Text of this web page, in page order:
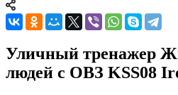
Уличный тренажер
людей с ОВЗ KSS08